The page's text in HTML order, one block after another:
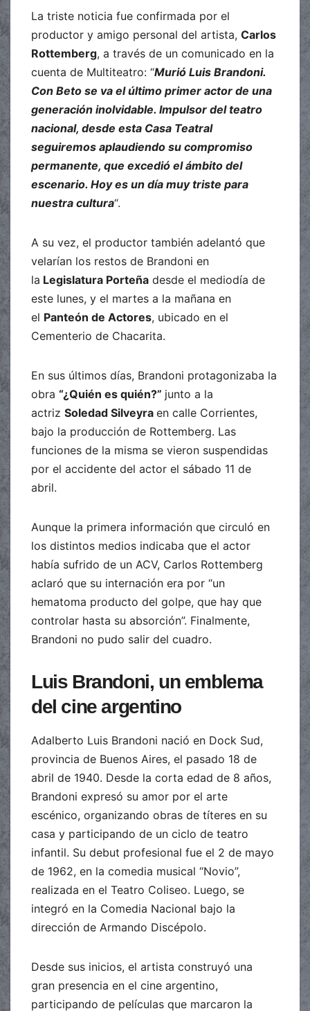
La triste noticia fue confirmada por el
productor y amigo personal del artista, Carlos
Rottemberg, a través de un comunicado en la
cuenta de Multiteatro: “Murió Luis Brandoni.
Con Beto se va el último primer actor de una
generación inolvidable. Impulsor del teatro
nacional, desde esta Casa Teatral
seguiremos aplaudiendo su compromiso
permanente, que excedió el ámbito del
escenario. Hoy es un día muy triste para
nuestra cultura“.
A su vez, el productor también adelantó que
velarían los restos de Brandoni en
la Legislatura Porteña desde el mediodía de
este lunes, y el martes a la mañana en
el Panteón de Actores, ubicado en el
Cementerio de Chacarita.
En sus últimos días, Brandoni protagonizaba la
obra “¿Quién es quién?” junto a la
actriz Soledad Silveyra en calle Corrientes,
bajo la producción de Rottemberg. Las
funciones de la misma se vieron suspendidas
por el accidente del actor el sábado 11 de
abril.
Aunque la primera información que circuló en
los distintos medios indicaba que el actor
había sufrido de un ACV, Carlos Rottemberg
aclaró que su internación era por “un
hematoma producto del golpe, que hay que
controlar hasta su absorción”. Finalmente,
Brandoni no pudo salir del cuadro.
Luis Brandoni, un emblema
del cine argentino
Adalberto Luis Brandoni nació en Dock Sud,
provincia de Buenos Aires, el pasado 18 de
abril de 1940. Desde la corta edad de 8 años,
Brandoni expresó su amor por el arte
escénico, organizando obras de títeres en su
casa y participando de un ciclo de teatro
infantil. Su debut profesional fue el 2 de mayo
de 1962, en la comedia musical “Novio”,
realizada en el Teatro Coliseo. Luego, se
integró en la Comedia Nacional bajo la
dirección de Armando Discépolo.
Desde sus inicios, el artista construyó una
gran presencia en el cine argentino,
participando de películas que marcaron la